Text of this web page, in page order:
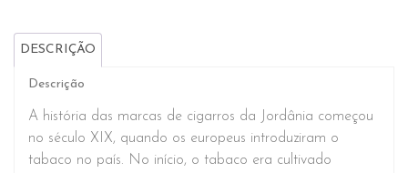
DESCRIÇÃO
Descrição
A história das marcas de cigarros da Jordânia começou
no século XIX, quando os europeus introduziram o
tabaco no país. No início, o tabaco era cultivado